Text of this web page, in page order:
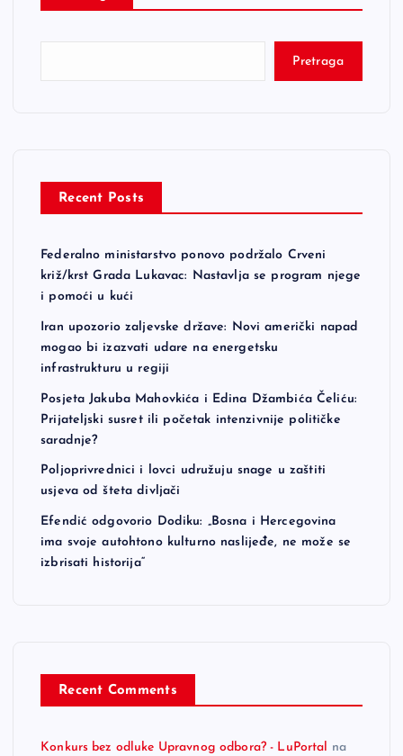
Pretraga
Recent Posts
Federalno ministarstvo ponovo podržalo Crveni
križ/krst Grada Lukavac: Nastavlja se program njege
i pomoći u kući
Iran upozorio zaljevske države: Novi američki napad
mogao bi izazvati udare na energetsku
infrastrukturu u regiji
Posjeta Jakuba Mahovkića i Edina Džambića Čeliću:
Prijateljski susret ili početak intenzivnije političke
saradnje?
Poljoprivrednici i lovci udružuju snage u zaštiti
usjeva od šteta divljači
Efendić odgovorio Dodiku: „Bosna i Hercegovina
ima svoje autohtono kulturno naslijeđe, ne može se
izbrisati historija“
Recent Comments
Konkurs bez odluke Upravnog odbora? - LuPortal
na